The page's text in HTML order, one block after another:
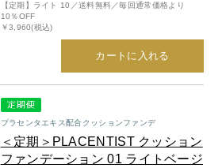
【定期】ライト 10／送料無料／毎回通常価格より
10％OFF
￥3,960(税込)
カートに入れる
プラセンタエキス配合クッションファンデ
＜定期＞PLACENTIST クッション
ファンデーション 01 ライトベージ